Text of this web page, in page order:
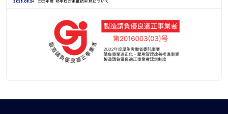
2026.06.24 2026年度 熱中症対策継続実施について